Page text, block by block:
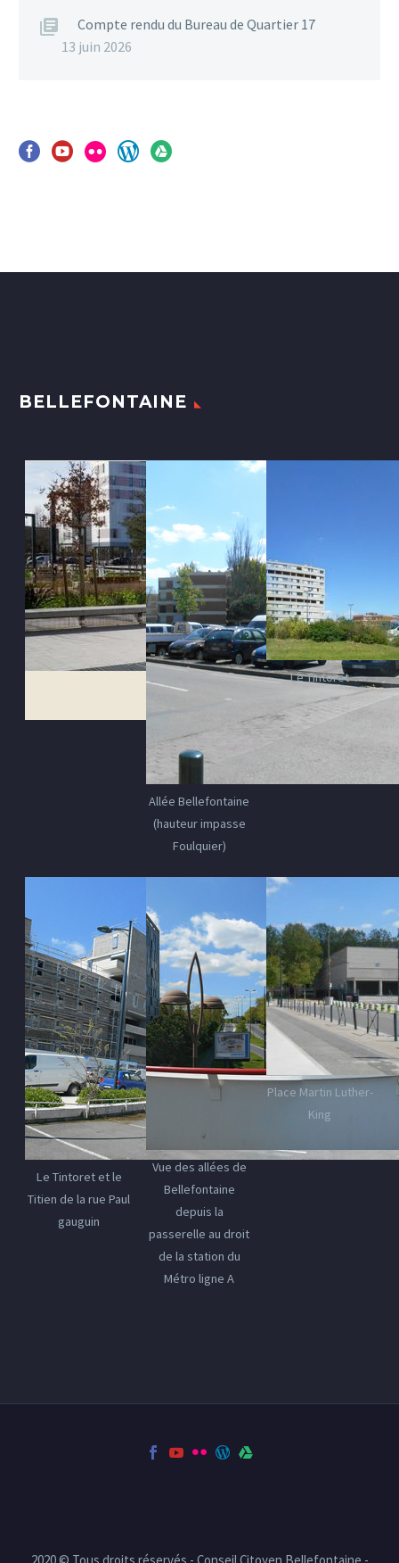
Compte rendu du Bureau de Quartier 17
13 juin 2026
BELLEFONTAINE
Allée Bellefontaine
(hauteur impasse
Foulquier)
Le Tintoret
Le Tintoret et le
Titien de la rue Paul
gauguin
Vue des allées de
Bellefontaine
depuis la
passerelle au droit
de la station du
Métro ligne A
Place Martin Luther-
King